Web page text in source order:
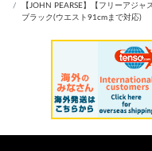
【JOHN PEARSE】【フリーアジ
ブラック(ウエスト91cmまで対応)